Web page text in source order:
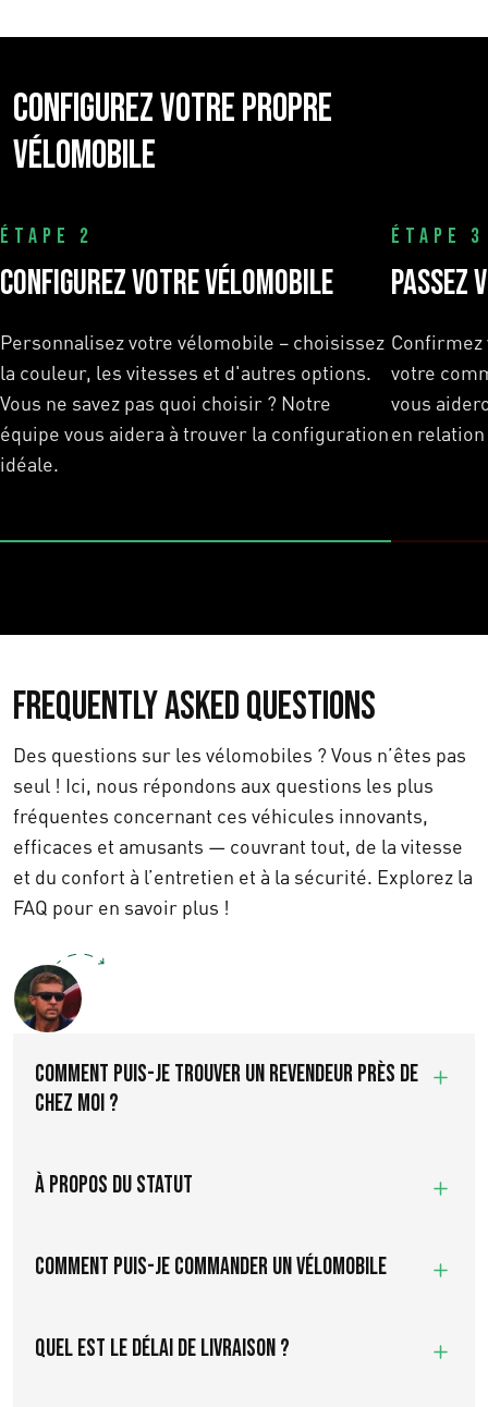
Configurez votre propre
vélomobile
ÉTAPE 2
CONFIGUREZ VOTRE VÉLOMOBILE
Personnalisez votre vélomobile – choisissez
la couleur, les vitesses et d'autres options.
Vous ne savez pas quoi choisir ? Notre
équipe vous aidera à trouver la configuration
idéale.
ÉTAPE 3
PASSEZ
Confirmez
votre
vous
en
Frequently asked questions
Des questions sur les vélomobiles ? Vous n’êtes pas
seul ! Ici, nous répondons aux questions les plus
fréquentes concernant ces véhicules innovants,
efficaces et amusants — couvrant tout, de la vitesse
et du confort à l’entretien et à la sécurité. Explorez la
FAQ pour en savoir plus !
Comment puis-je trouver un revendeur près de
chez moi ?
À propos du statut
Comment puis-je commander un Vélomobile
Quel est le délai de livraison ?